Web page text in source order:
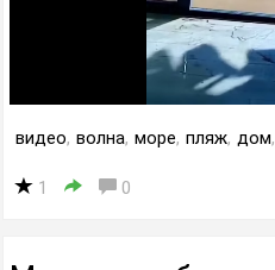
видео, волна, море, пляж, дом,
1 0